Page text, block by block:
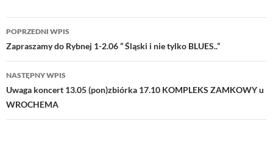
Nawigacja
wpisu
POPRZEDNI WPIS
Zapraszamy do Rybnej 1-2.06 ” Śląski i nie tylko BLUES..”
NASTĘPNY WPIS
Uwaga koncert 13.05 (pon)zbiórka 17.10 KOMPLEKS ZAMKOWY u
WROCHEMA